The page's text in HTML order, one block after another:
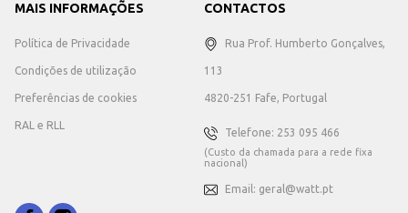
MAIS INFORMAÇÕES
Política de Privacidade
Condições de utilização
Preferências de cookies
RAL e RLL
CONTACTOS
Rua Prof. Humberto Gonçalves,
113
4820-251 Fafe, Portugal
Telefone: 253 095 466
(Custo da chamada para a rede fixa
nacional)
Email: geral@watt.pt